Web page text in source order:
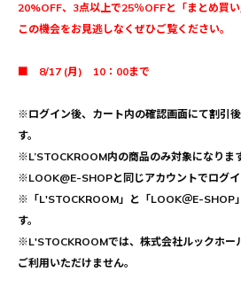
20%OFF、3点以上で25％OFFと「まとめ買い
この機会をお見逃しなくぜひご覧ください。
■ 8/17 (月) 10：00まで
※ログイン後、カート内の確認画面にて割引
す。
※L’STOCKROOM内の商品のみ対象になります
※LOOK@E-SHOPと同じアカウントでログイ
※「L'STOCKROOM」と「LOOK＠E-SHOP
す。
※L'STOCKROOMでは、株式会社ルックホー
ご利用いただけません。